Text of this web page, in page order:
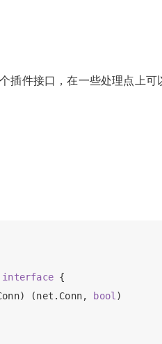
插件接口，在一些处理点上可
interface {
(net.Conn,
bool)